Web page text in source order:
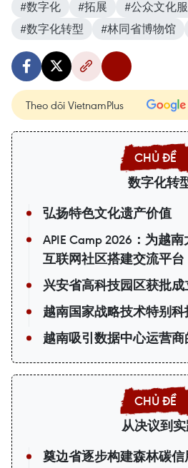
#数字化 #拓展
#公众文化
#数字化转型
#林同省博物馆
Theo dõi VietnamPlus
数字化转
弘扬特色文化遗产价值
APIE Camp 2026：为越
互联网社区搭建交流平台
兴安省高科技园区获批成
越南国家战略技术特别
越南吸引数据中心运营商
从决议到
奠边省逐步构建森林碳信